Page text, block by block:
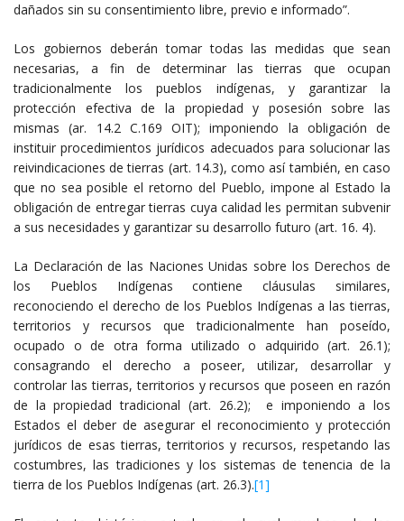
dañados sin su consentimiento libre, previo e informado”.
Los gobiernos deberán tomar todas las medidas que sean
necesarias, a fin de determinar las tierras que ocupan
tradicionalmente los pueblos indígenas, y garantizar la
protección efectiva de la propiedad y posesión sobre las
mismas (ar. 14.2 C.169 OIT); imponiendo la obligación de
instituir procedimientos jurídicos adecuados para solucionar las
reivindicaciones de tierras (art. 14.3), como así también, en caso
que no sea posible el retorno del Pueblo, impone al Estado la
obligación de entregar tierras cuya calidad les permitan subvenir
a sus necesidades y garantizar su desarrollo futuro (art. 16. 4).
La Declaración de las Naciones Unidas sobre los Derechos de
los Pueblos Indígenas contiene cláusulas similares,
reconociendo el derecho de los Pueblos Indígenas a las tierras,
territorios y recursos que tradicionalmente han poseído,
ocupado o de otra forma utilizado o adquirido (art. 26.1);
consagrando el derecho a poseer, utilizar, desarrollar y
controlar las tierras, territorios y recursos que poseen en razón
de la propiedad tradicional (art. 26.2); e imponiendo a los
Estados el deber de asegurar el reconocimiento y protección
jurídicos de esas tierras, territorios y recursos, respetando las
costumbres, las tradiciones y los sistemas de tenencia de la
tierra de los Pueblos Indígenas (art. 26.3).[1]